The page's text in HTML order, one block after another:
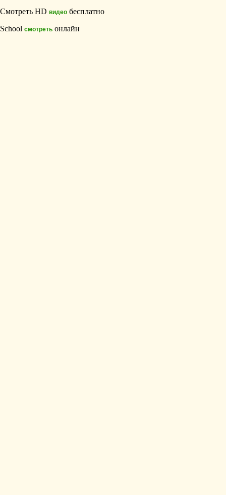
Смотреть HD видео бесплатно
School смотреть онлайн